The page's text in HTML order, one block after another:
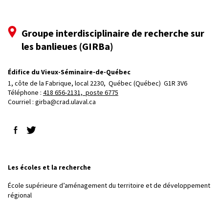
Groupe interdisciplinaire de recherche sur
les banlieues (GIRBa)
Édifice du Vieux-Séminaire-de-Québec
1, côte de la Fabrique, local 2230, Québec (Québec)  G1R 3V6
Téléphone : 418 656-2131, poste 6775
Courriel : girba@crad.ulaval.ca
Suivez-nous sur Facebook
Suivez-nous sur Twitter
Les écoles et la recherche
École supérieure d’aménagement du territoire et de développement
régional